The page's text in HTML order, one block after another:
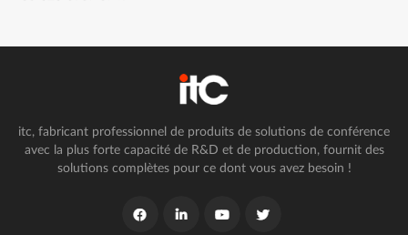
itc, fabricant professionnel de produits de solutions de conférence
avec la plus forte capacité de R&D et de production, fournit des
solutions complètes pour ce dont vous avez besoin !